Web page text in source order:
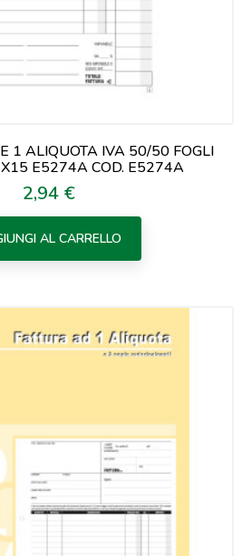
1 ALIQUOTA IVA 50/50 FOGLI
E5274A COD. E5274A
Prezzo
2,94 €
AL CARRELLO